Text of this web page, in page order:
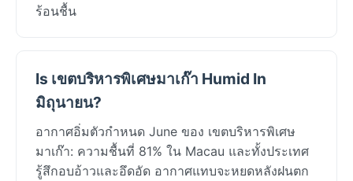
ร้อนชื้น
Is เขตบริหารพิเศษมาเก๊า Humid In
มิถุนายน?
อากาศอิ่มตัวกำหนด June ของ เขตบริหารพิเศษ
มาเก๊า: ความชื้นที่ 81% ใน Macau และทั้งประเทศ
รู้สึกอบอ้าวและอึดอัด อากาศแทบจะหยดหลังฝนตก